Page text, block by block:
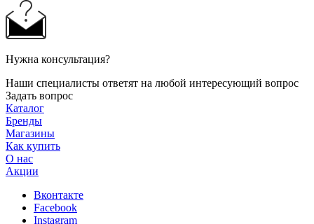
Нужна консультация?
Наши специалисты ответят на любой интересующий вопрос
Задать вопрос
Каталог
Бренды
Магазины
Как купить
О нас
Акции
Вконтакте
Facebook
Instagram